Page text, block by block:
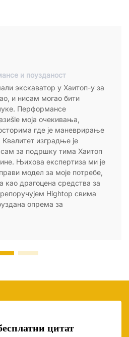
и поузданост
экскаватор у Хаитоп-у за
и нисам могао бити
Перформансе
моја очекивања,
где је маневрирање
изградње је
сам за подршку тима Хаитоп
Њихова експертиза ми је
модел за моје потребе,
као драгоцена средства за
Hightop свима
опрема за
цитат